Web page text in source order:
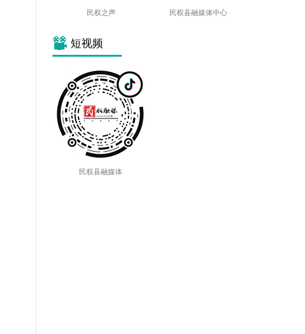
民权之声 民权县融媒体中心
短视频
民权县融媒体